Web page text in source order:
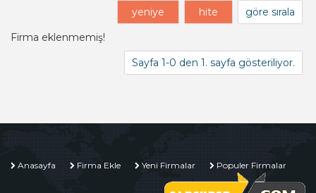
yeniye hite
göre sırala
Firma eklenmemiş!
Sayfa 1-0 den 1. sayfa gösteriliyor.
Anasayfa Firma Ekle Yeni Firmalar Populer Firmalar